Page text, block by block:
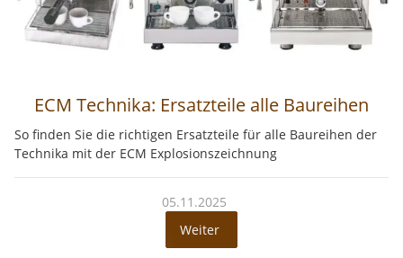
ECM Technika: Ersatzteile alle Baureihen
So finden Sie die richtigen Ersatzteile für alle Baureihen der
Technika mit der ECM Explosionszeichnung
05.11.2025
Weiter